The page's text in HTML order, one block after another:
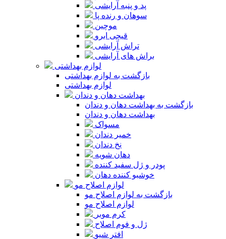
پد و پنبه آرایشی
سوهان و رنده پا
موچین
قیچی ابرو
تراش آرایشی
براش های آرایشی
لوازم بهداشتی
بازگشت به لوازم بهداشتی
لوازم بهداشتی
بهداشت دهان و دندان
بازگشت به بهداشت دهان و دندان
بهداشت دهان و دندان
مسواک
خمیر دندان
نخ دندان
دهان شویه
پودر و ژل سفید کننده
خوشبو کننده دهان
لوازم اصلاح مو
بازگشت به لوازم اصلاح مو
لوازم اصلاح مو
کرم موبر
ژل و فوم اصلاح
افتر شیو